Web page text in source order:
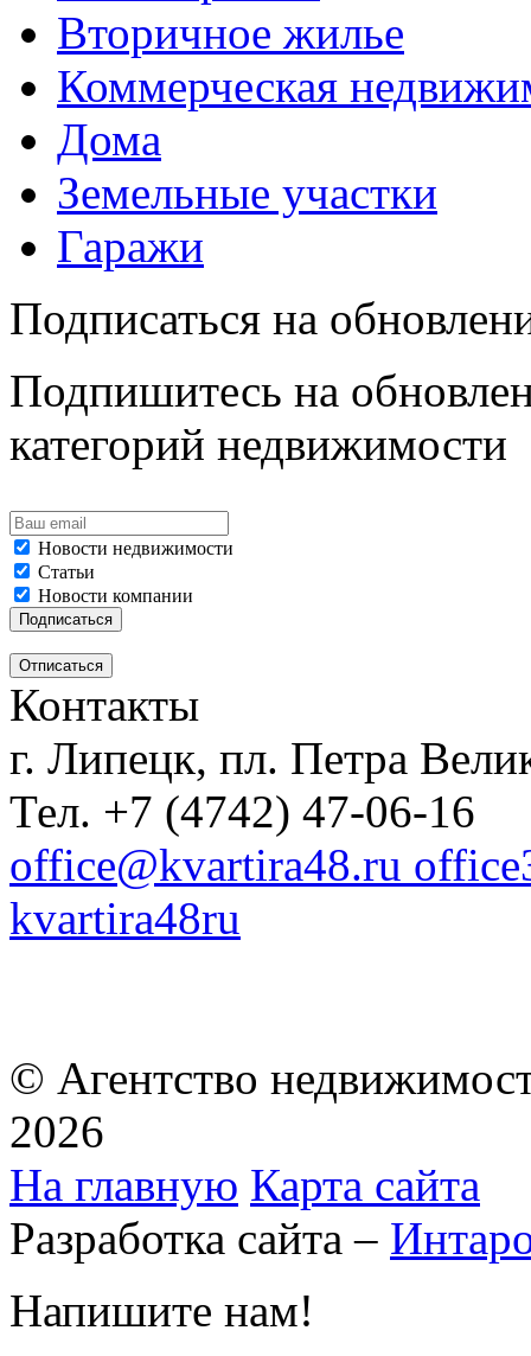
Вторичное жилье
Коммерческая
Дома
Земельные участки
Гаражи
Подписаться на
Подпишитесь на
категорий недвижимости
Новости недвижимости
Статьи
Новости компании
Контакты
г. Липецк, пл. Петра
Тел. +7 (4742) 47-06-16
office@kvartira48.ru
kvartira48ru
© Агентство
2026
На главную Карта сайта
Разработка сайта –
Напишите нам!